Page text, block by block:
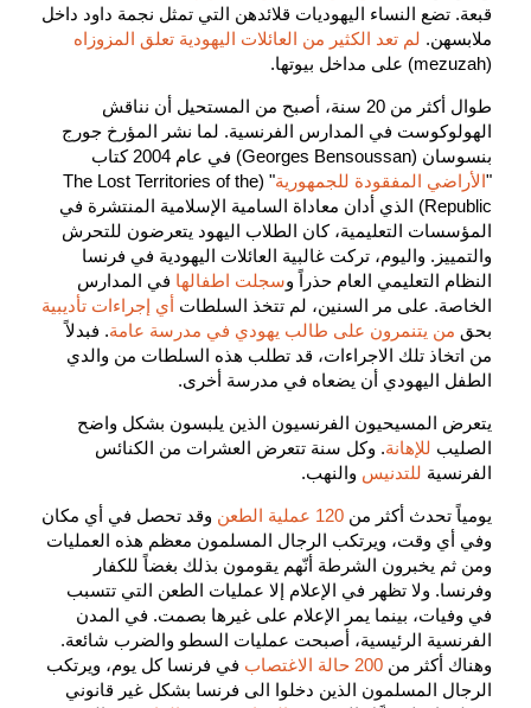
قبعة. تضع النساء اليهوديات قلائدهن التي تمثل نجمة داود داخل
ملابسهن. لم تعد الكثير من العائلات اليهودية تعلق المزوزاه
(mezuzah) على مداخل بيوتها.
طوال أكثر من 20 سنة، أصبح من المستحيل أن نناقش
الهولوكوست في المدارس الفرنسية. لما نشر المؤرخ جورج
بنسوسان (Georges Bensoussan) في عام 2004 كتاب
"الأراضي المفقودة للجمهورية
" (The Lost Territories of the
Republic) الذي أدان معاداة السامية الإسلامية المنتشرة في
المؤسسات التعليمية، كان الطلاب اليهود يتعرضون للتحرش
والتمييز. واليوم، تركت غالبية العائلات اليهودية في فرنسا
النظام التعليمي العام حذراً وسجلت اطفالها في المدارس
الخاصة. على مر السنين، لم تتخذ السلطات أي إجراءات تأديبية
بحق من يتنمرون على طالب يهودي في مدرسة عامة. فبدلاً
من اتخاذ تلك الاجراءات، قد تطلب هذه السلطات من والدي
الطفل اليهودي أن يضعاه في مدرسة أخرى.
يتعرض المسيحيون الفرنسيون الذين يلبسون بشكل واضح
الصليب للإهانة. وكل سنة تتعرض العشرات من الكنائس
الفرنسية للتدنيس والنهب.
يومياً تحدث أكثر من 120 عملية الطعن
وقد تحصل في أي مكان
وفي أي وقت، ويرتكب الرجال المسلمون معظم هذه العمليات
ومن ثم يخبرون الشرطة أنّهم يقومون بذلك بغضاً للكفار
وفرنسا. ولا تظهر في الإعلام إلا عمليات الطعن التي تتسبب
في وفيات، بينما يمر الإعلام على غيرها بصمت. في المدن
الفرنسية الرئيسية، أصبحت عمليات السطو والضرب شائعة.
وهناك أكثر من 200 حالة الاغتصاب
في فرنسا كل يوم، ويرتكب
الرجال المسلمون الذين دخلوا الى فرنسا بشكل غير قانوني